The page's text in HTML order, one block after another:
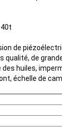
de
qualité, de
des huiles,
échelle de